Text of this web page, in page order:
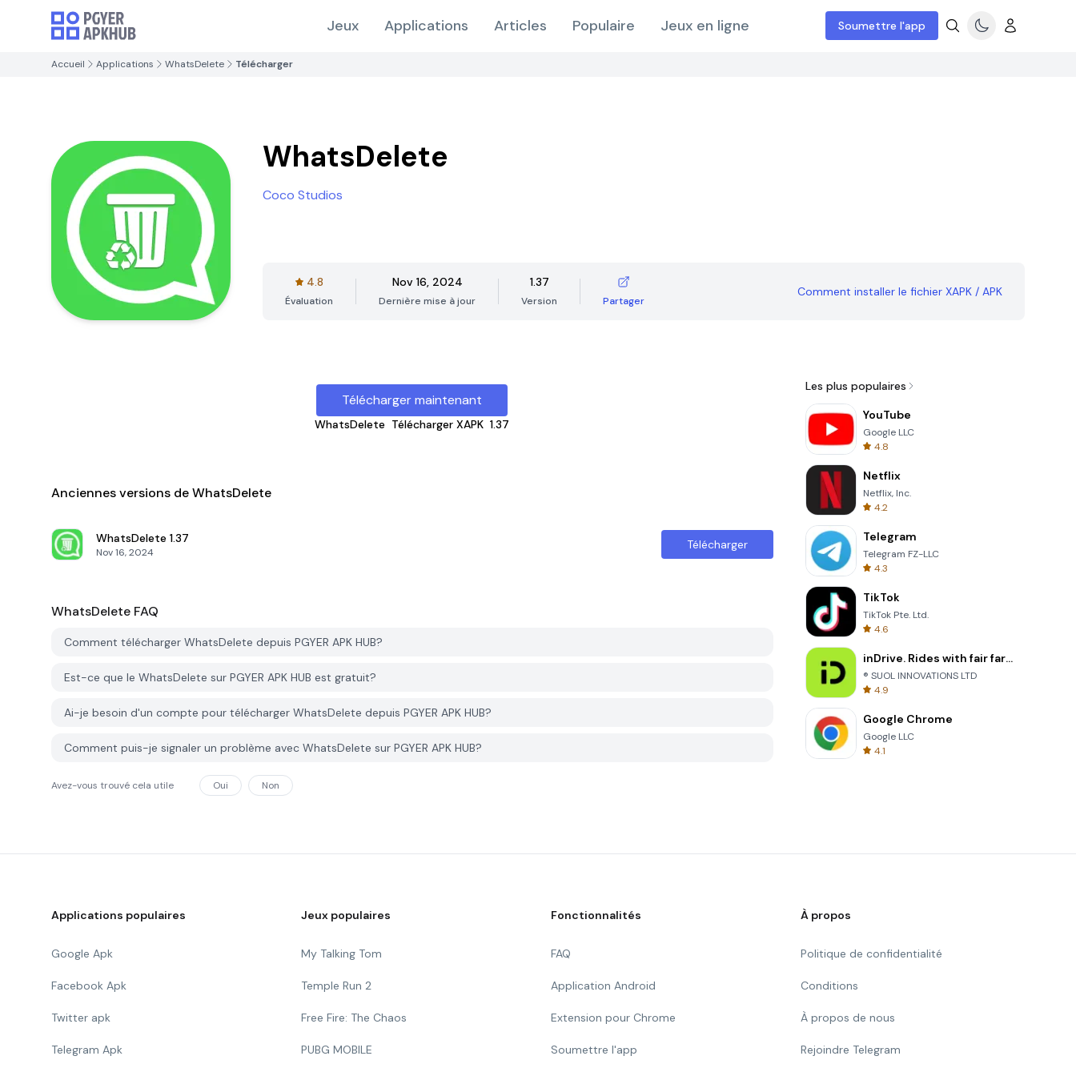
Jeux Applications Articles Populaire Jeux en ligne Soumettre l'app
Accueil Applications WhatsDelete Télécharger
WhatsDelete
Coco Studios
4.8
Évaluation
Nov 16, 2024
Dernière mise à jour
1.37
Version Partager
Comment installer le fichier XAPK / APK
Télécharger maintenant
WhatsDelete Télécharger XAPK 1.37
Anciennes versions de WhatsDelete
WhatsDelete 1.37
Nov 16, 2024
Télécharger
WhatsDelete FAQ
Comment télécharger WhatsDelete depuis PGYER APK HUB?
Est-ce que le WhatsDelete sur PGYER APK HUB est gratuit?
Ai-je besoin d'un compte pour télécharger WhatsDelete depuis PGYER APK HUB?
Comment puis-je signaler un problème avec WhatsDelete sur PGYER APK HUB?
Avez-vous trouvé cela utile Oui Non
Les plus populaires
YouTube
Google LLC
4.8
Netflix
Netflix, Inc.
4.2
Telegram
Telegram FZ-LLC
4.3
TikTok
TikTok Pte. Ltd.
4.6
inDrive. Rides with fair fares
® SUOL INNOVATIONS LTD
4.9
Google Chrome
Google LLC
4.1
Applications populaires
Google Apk
Facebook Apk
Twitter apk
Telegram Apk
Jeux populaires
My Talking Tom
Temple Run 2
Free Fire: The Chaos
PUBG MOBILE
Fonctionnalités
FAQ
Application Android
Extension pour Chrome
Soumettre l'app
À propos
Politique de confidentialité
Conditions
À propos de nous
Rejoindre Telegram